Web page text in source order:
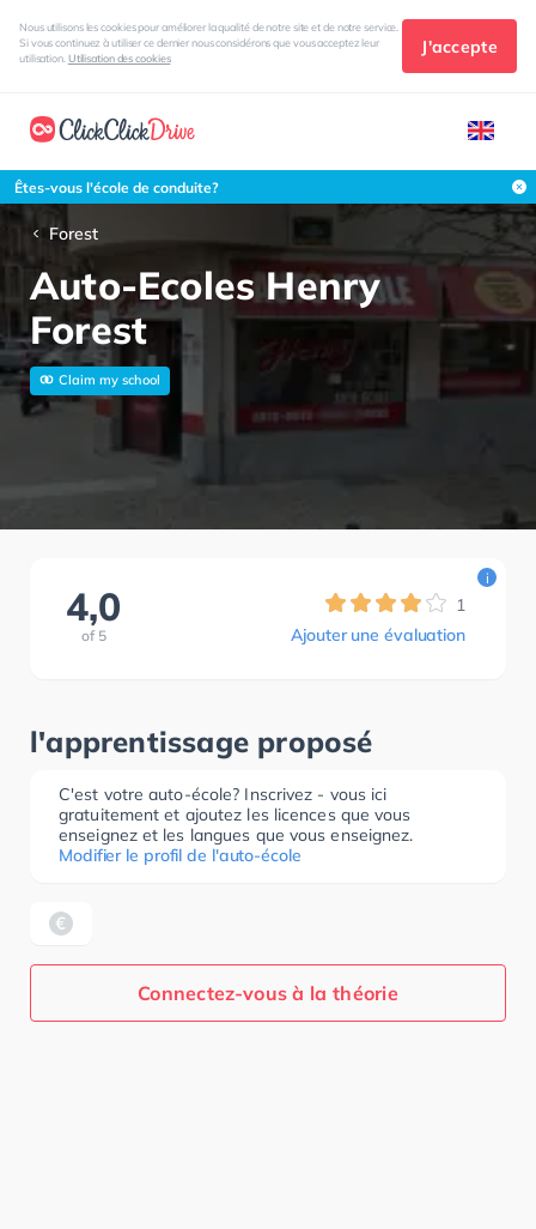
Nous utilisons les cookies pour améliorer la qualité de notre site et de notre service.
Si vous continuez à utiliser ce dernier nous considérons que vous acceptez leur
utilisation. Utilisation des cookies
J'accepte
Êtes-vous l'école de conduite?
Forest
Auto-Ecoles Henry
Forest
Claim my school
4,0
of 5
1
Ajouter une évaluation
i
l'apprentissage proposé
C'est votre auto-école? Inscrivez - vous ici
gratuitement et ajoutez les licences que vous
enseignez et les langues que vous enseignez.
Modifier le profil de l'auto-école
Connectez-vous à la théorie